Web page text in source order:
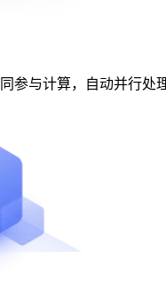
参与计算，自动并行